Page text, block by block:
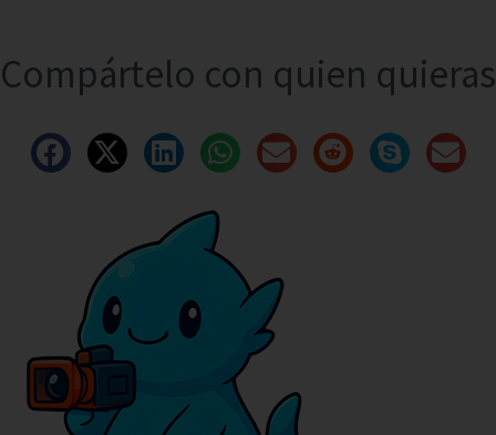
Compártelo con quien quieras